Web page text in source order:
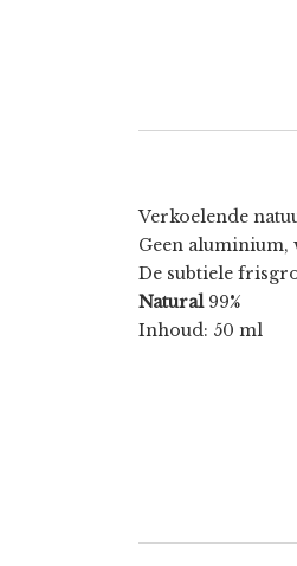
Verkoelende
Geen
De subtiele
Natural99%
Inhoud: 50 ml